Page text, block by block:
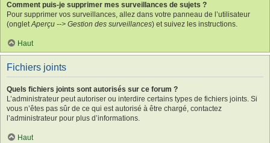
Comment puis-je supprimer mes surveillances de sujets ?
Pour supprimer vos surveillances, allez dans votre panneau de l’utilisateur
(ongletAperçu --> Gestion des surveillances) et suivez les instructions.
Haut
Fichiers joints
Quels fichiers joints sont autorisés sur ce forum ?
L’administrateur peut autoriser ou interdire certains types de fichiers joints. Si
vous n’êtes pas sûr de ce qui est autorisé à être chargé, contactez
l’administrateur pour plus d’informations.
Haut